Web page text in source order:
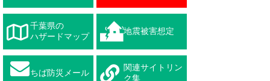
千葉県の
ハザードマップ
地震被害想定
ちば防災メール
関連サイトリン
ク集